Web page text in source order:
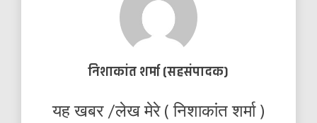
निशाकांत शर्मा (सहसंपादक)
यह खबर /लेख मेरे ( निशाकांत शर्मा )